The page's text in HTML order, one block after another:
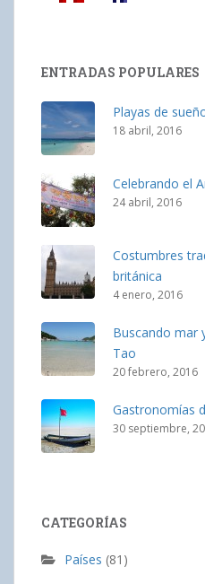
ENTRADAS POPULARES
Playas de
18 abril, 2016
Celebrando el
24 abril, 2016
Costumbres
británica
4 enero, 2016
Buscando mar
Tao
20 febrero, 2016
Gastronomías
30 septiembre,
CATEGORÍAS
Países (81)